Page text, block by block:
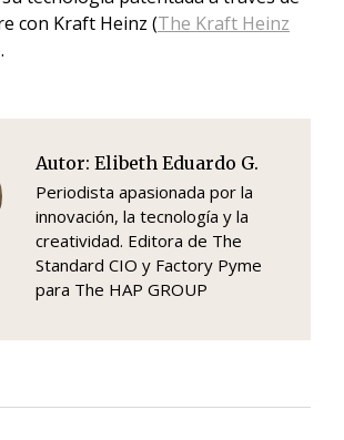
con Kraft Heinz (The Kraft Heinz
Autor: Elibeth Eduardo G.
Periodista apasionada por la
innovación, la tecnología y la
creatividad. Editora de The
Standard CIO y Factory Pyme
para The HAP GROUP